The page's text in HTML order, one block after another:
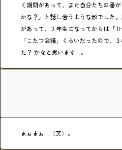
く期間があって、また自分たちの番
かな？」と話し合うような形でした
があって、３年生になってからは「
「こたつ会議」くらいだったので、
た？ かなと思います…。
まぁまぁ…（笑）。